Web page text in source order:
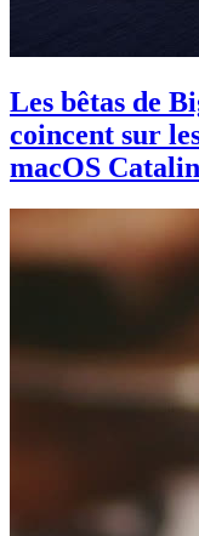
Les bêtas de
coincent sur
macOS